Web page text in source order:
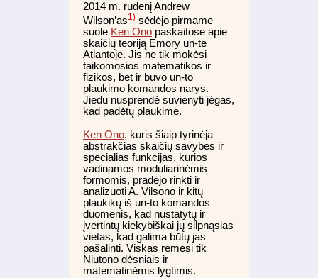
2014 m. rudenį Andrew
Wilson’as1) sėdėjo pirmame
suole Ken Ono paskaitose apie
skaičių teoriją Emory un-te
Atlantoje. Jis ne tik mokėsi
taikomosios matematikos ir
fizikos, bet ir buvo un-to
plaukimo komandos narys.
Jiedu nusprendė suvienyti jėgas,
kad padėtų plaukime.
Ken Ono, kuris šiaip tyrinėja
abstrakčias skaičių savybes ir
specialias funkcijas, kurios
vadinamos moduliarinėmis
formomis, pradėjo rinkti ir
analizuoti A. Vilsono ir kitų
plaukikų iš un-to komandos
duomenis, kad nustatytų ir
įvertintų kiekybiškai jų silpnąsias
vietas, kad galima būtų jas
pašalinti. Viskas rėmėsi tik
Niutono dėsniais ir
matematinėmis lygtimis.